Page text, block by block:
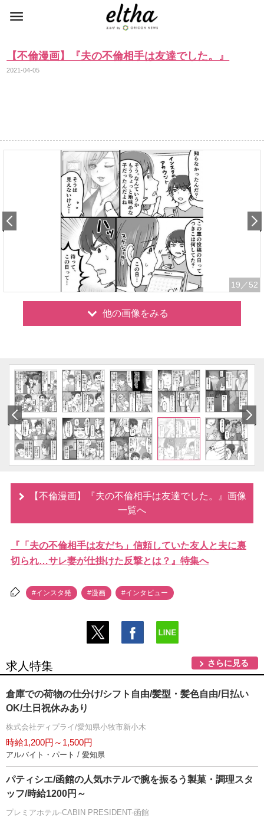
【不倫漫画】『夫の不倫相手は友達でした。』
2021-04-05
19 ／52
他の画像をみる
【不倫漫画】『夫の不倫相手は友達でした。』画像
一覧へ
『「夫の不倫相手は友だち」信頼していた友人と夫に裏
切られ…サレ妻が仕掛けた反撃とは？』特集へ
#インスタ発 #漫画 #インタビュー
求人特集 さらに見る
倉庫での荷物の仕分け/シフト自由/髪型・髪色自由/日払い
OK/土日祝休みあり
株式会社ディプライ/愛知県小牧市新小木
時給1,200円～1,500円
アルバイト・パート / 愛知県
パティシエ/函館の人気ホテルで腕を振るう製菓・調理スタ
ッフ/時給1200円～
プレミアホテル-CABIN PRESIDENT-函館